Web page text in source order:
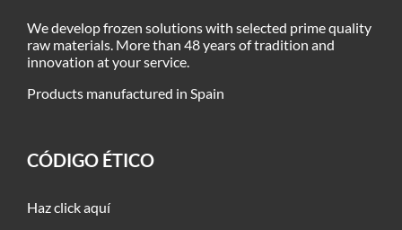
We develop frozen solutions with selected prime quality
raw materials. More than 48 years of tradition and
innovation at your service.
Products manufactured in Spain
CÓDIGO ÉTICO
Haz click aquí